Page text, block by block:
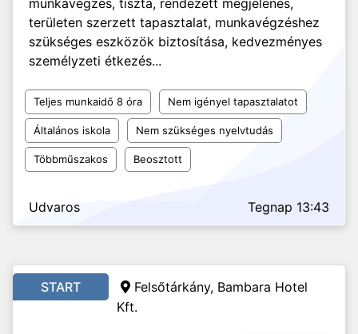
munkavégzés, tiszta, rendezett megjelenés,
területen szerzett tapasztalat, munkavégzéshez
szükséges eszközök biztosítása, kedvezményes
személyzeti étkezés...
Teljes munkaidő 8 óra Nem igényel tapasztalatot
Általános iskola Nem szükséges nyelvtudás
Többműszakos Beosztott
Udvaros Tegnap 13:43
START
Felsőtárkány, Bambara Hotel
Kft.